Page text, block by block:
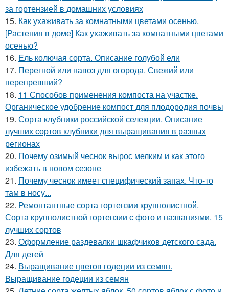
за гортензией в домашних условиях
15. Как ухаживать за комнатными цветами осенью.
[Растения в доме] Как ухаживать за комнатными цветами
осенью?
16. Ель колючая сорта. Описание голубой ели
17. Перегной или навоз для огорода. Свежий или
перепревший?
18. 11 Способов применения компоста на участке.
Органическое удобрение компост для плодородия почвы
19. Сорта клубники российской селекции. Описание
лучших сортов клубники для выращивания в разных
регионах
20. Почему озимый чеснок вырос мелким и как этого
избежать в новом сезоне
21. Почему чеснок имеет специфический запах. Что-то
там в носу...
22. Ремонтантные сорта гортензии крупнолистной.
Сорта крупнолистной гортензии с фото и названиями. 15
лучших сортов
23. Оформление раздевалки шкафчиков детского сада.
Для детей
24. Выращивание цветов годеции из семян.
Выращивание годеции из семян